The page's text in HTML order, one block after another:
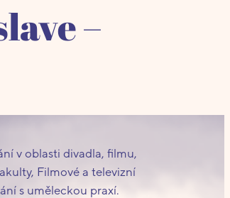
–
v oblasti divadla, filmu,
Filmové a televizní
s uměleckou praxí.